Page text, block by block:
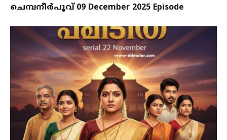
ചെമ്പനീർപൂവ് 09 December 2025 Episode